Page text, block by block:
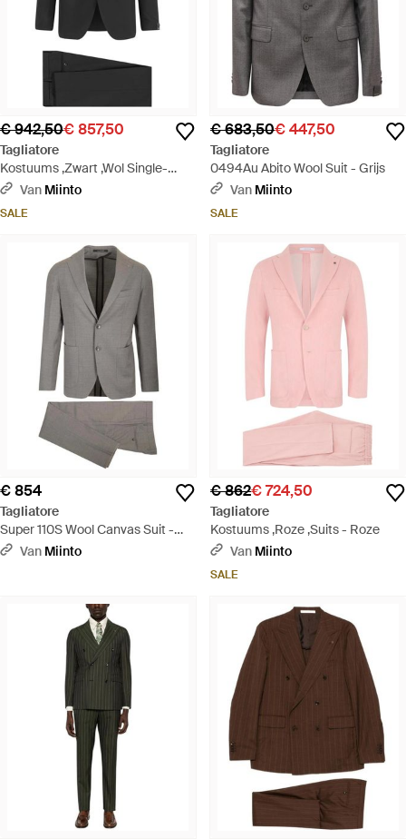
€ 942,50€ 857,50
Tagliatore
Kostuums ,Zwart ,Wol Single-
Breasted Virgin Wool Suit - Zwart
Van Miinto
SALE
€ 683,50€ 447,50
Tagliatore
0494Au Abito Wool Suit - Grijs
Van Miinto
SALE
€ 854
Tagliatore
Super 110S Wool Canvas Suit -
GrijsVan Miinto
€ 862€ 724,50
Tagliatore
Kostuums ,Roze ,Suits - Roze
Van Miinto
SALE